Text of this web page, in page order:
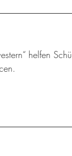
helfen